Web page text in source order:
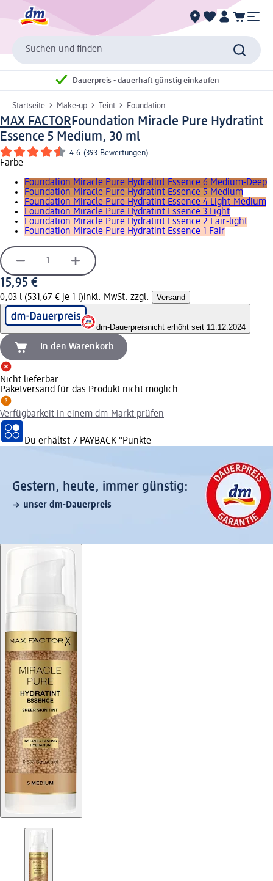
Suchen und finden
Dauerpreis - dauerhaft günstig einkaufen
Startseite Make-up Teint Foundation
MAX FACTORFoundation Miracle Pure Hydratint
Essence 5 Medium, 30 ml
4.6 (393 Bewertungen)
Farbe
Foundation Miracle Pure Hydratint Essence 6 Medium-Deep
Foundation Miracle Pure Hydratint Essence 5 Medium
Foundation Miracle Pure Hydratint Essence 4 Light-Medium
Foundation Miracle Pure Hydratint Essence 3 Light
Foundation Miracle Pure Hydratint Essence 2 Fair-light
Foundation Miracle Pure Hydratint Essence 1 Fair
15,95 €
0,03 l (531,67 € je 1 l)inkl. MwSt. zzgl. Versand
dm-Dauerpreisnicht erhöht seit 11.12.2024
In den Warenkorb
Nicht lieferbar
Paketversand für das Produkt nicht möglich
Verfügbarkeit in einem dm-Markt prüfen
Du erhältst 7 PAYBACK °Punkte
Gestern, heute, immer günstig:
unser dm-Dauerpreis